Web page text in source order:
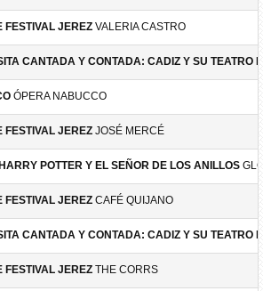
FESTIVAL JEREZ VALERIA CASTRO
CANTADA Y CONTADA: CADIZ Y SU TEATRO
ÓPERA NABUCCO
FESTIVAL JEREZ JOSÉ MERCÉ
POTTER Y EL SEÑOR DE LOS ANILLOS
FESTIVAL JEREZ CAFÉ QUIJANO
CANTADA Y CONTADA: CADIZ Y SU TEATRO
FESTIVAL JEREZ THE CORRS